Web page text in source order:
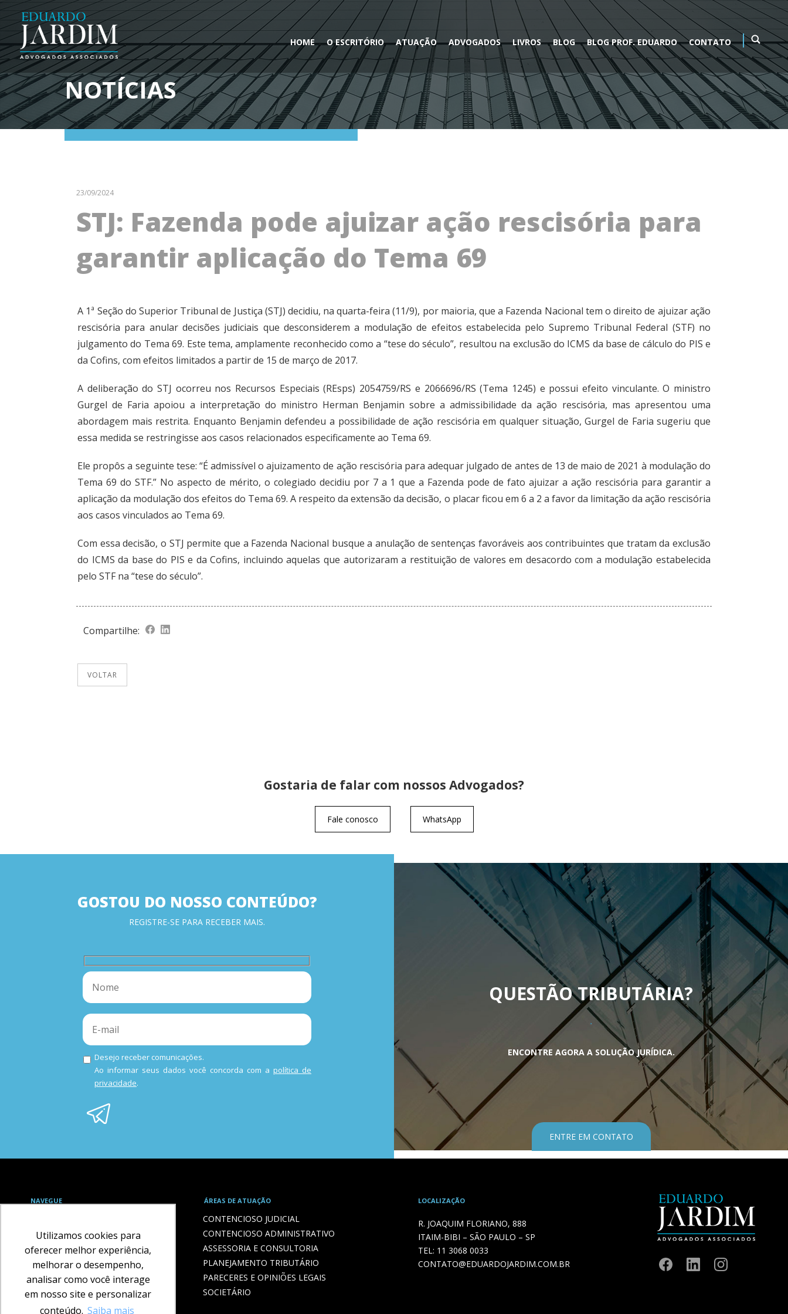
Utilizamos cookies para
oferecer melhor experiência,
melhorar o desempenho,
analisar como você interage
em nosso site e personalizar
conteúdo. Saiba mais
HOME O ESCRITÓRIO ATUAÇÃO ADVOGADOS LIVROS BLOG BLOG PROF. EDUARDO CONTATO
NOTÍCIAS
23/09/2024
STJ: Fazenda pode ajuizar ação rescisória para
garantir aplicação do Tema 69
A 1ª Seção do Superior Tribunal de Justiça (STJ) decidiu, na quarta-feira (11/9), por maioria, que a Fazenda Nacional tem o direito de ajuizar ação
rescisória para anular decisões judiciais que desconsiderem a modulação de efeitos estabelecida pelo Supremo Tribunal Federal (STF) no
julgamento do Tema 69. Este tema, amplamente reconhecido como a “tese do século”, resultou na exclusão do ICMS da base de cálculo do PIS e
da Cofins, com efeitos limitados a partir de 15 de março de 2017.
A deliberação do STJ ocorreu nos Recursos Especiais (REsps) 2054759/RS e 2066696/RS (Tema 1245) e possui efeito vinculante. O ministro
Gurgel de Faria apoiou a interpretação do ministro Herman Benjamin sobre a admissibilidade da ação rescisória, mas apresentou uma
abordagem mais restrita. Enquanto Benjamin defendeu a possibilidade de ação rescisória em qualquer situação, Gurgel de Faria sugeriu que
essa medida se restringisse aos casos relacionados especificamente ao Tema 69.
Ele propôs a seguinte tese: “É admissível o ajuizamento de ação rescisória para adequar julgado de antes de 13 de maio de 2021 à modulação do
Tema 69 do STF.” No aspecto de mérito, o colegiado decidiu por 7 a 1 que a Fazenda pode de fato ajuizar a ação rescisória para garantir a
aplicação da modulação dos efeitos do Tema 69. A respeito da extensão da decisão, o placar ficou em 6 a 2 a favor da limitação da ação rescisória
aos casos vinculados ao Tema 69.
Com essa decisão, o STJ permite que a Fazenda Nacional busque a anulação de sentenças favoráveis aos contribuintes que tratam da exclusão
do ICMS da base do PIS e da Cofins, incluindo aquelas que autorizaram a restituição de valores em desacordo com a modulação estabelecida
pelo STF na “tese do século”.
Compartilhe:
VOLTAR
Gostaria de falar com nossos Advogados?
Fale conosco WhatsApp
GOSTOU DO NOSSO CONTEÚDO?
REGISTRE-SE PARA RECEBER MAIS.
Desejo receber comunicações.
Ao informar seus dados você concorda com a política de
privacidade.
QUESTÃO TRIBUTÁRIA?
ENCONTRE AGORA A SOLUÇÃO JURÍDICA.
ENTRE EM CONTATO
NAVEGUE
O ESCRITÓRIO
ADVOGADOS
LIVROS
BLOG
BLOG PROF. EDUARDO
CONTATO
ÁREAS DE ATUAÇÃO
CONTENCIOSO JUDICIAL
CONTENCIOSO ADMINISTRATIVO
ASSESSORIA E CONSULTORIA
PLANEJAMENTO TRIBUTÁRIO
PARECERES E OPINIÕES LEGAIS
SOCIETÁRIO
LOCALIZAÇÃO
R. JOAQUIM FLORIANO, 888
ITAIM-BIBI – SÃO PAULO – SP
TEL: 11 3068 0033
CONTATO@EDUARDOJARDIM.COM.BR